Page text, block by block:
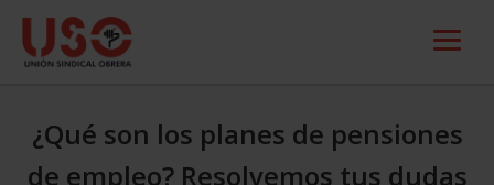
¿Qué son los planes de pensiones
de empleo? Resolvemos tus dudas